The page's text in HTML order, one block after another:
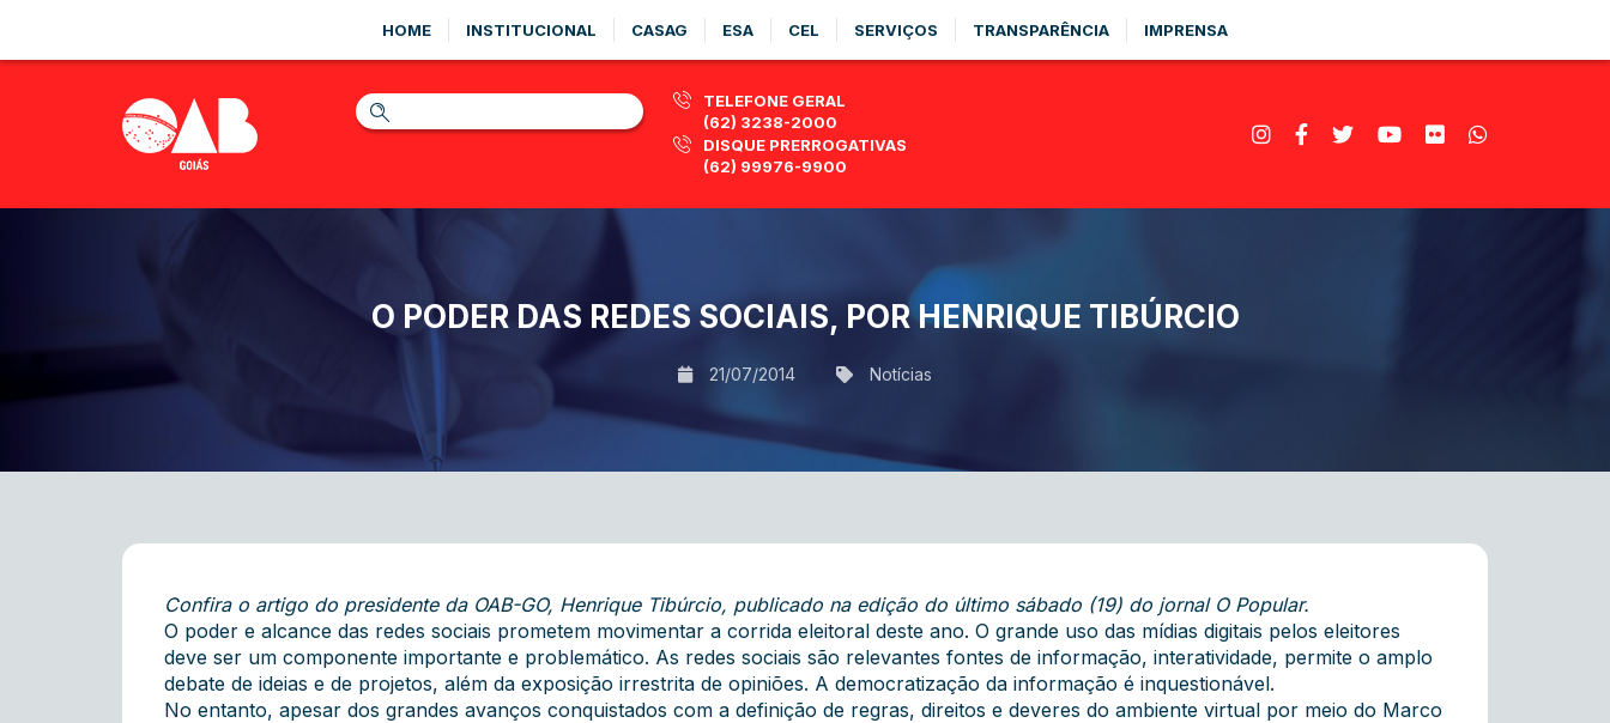
HOME INSTITUCIONAL CASAG ESA CEL SERVIÇOS TRANSPARÊNCIA IMPRENSA
TELEFONE GERAL
(62) 3238-2000
DISQUE PRERROGATIVAS
(62) 99976-9900
O PODER DAS REDES SOCIAIS, POR HENRIQUE TIBÚRCIO
21/07/2014 Notícias
Confira o artigo do presidente da OAB-GO, Henrique Tibúrcio, publicado na edição do último sábado (19) do jornal O Popular.
O poder e alcance das redes sociais prometem movimentar a corrida eleitoral deste ano. O grande uso das mídias digitais pelos eleitores
deve ser um componente importante e problemático. As redes sociais são relevantes fontes de informação, interatividade, permite o amplo
debate de ideias e de projetos, além da exposição irrestrita de opiniões. A democratização da informação é inquestionável.
No entanto, apesar dos grandes avanços conquistados com a definição de regras, direitos e deveres do ambiente virtual por meio do Marco